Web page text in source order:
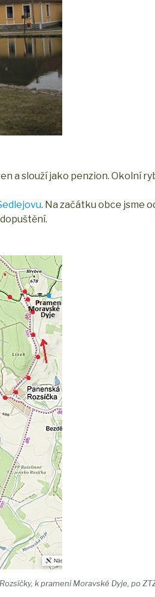
a slouží jako penzion. Okolní
. Na začátku obce jsme
k prameni Moravské Dyje, po